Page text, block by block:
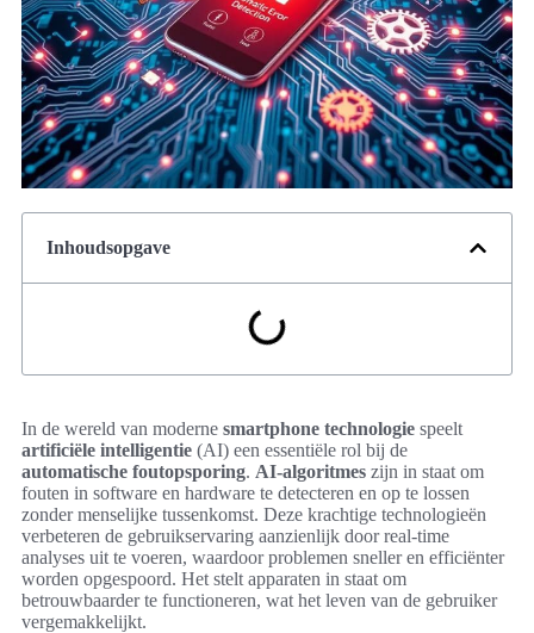
Inhoudsopgave
In de wereld van moderne smartphone technologie speelt
artificiële intelligentie (AI) een essentiële rol bij de
automatische foutopsporing. AI-algoritmes zijn in staat om
fouten in software en hardware te detecteren en op te lossen
zonder menselijke tussenkomst. Deze krachtige technologieën
verbeteren de gebruikservaring aanzienlijk door real-time
analyses uit te voeren, waardoor problemen sneller en efficiënter
worden opgespoord. Het stelt apparaten in staat om
betrouwbaarder te functioneren, wat het leven van de gebruiker
vergemakkelijkt.